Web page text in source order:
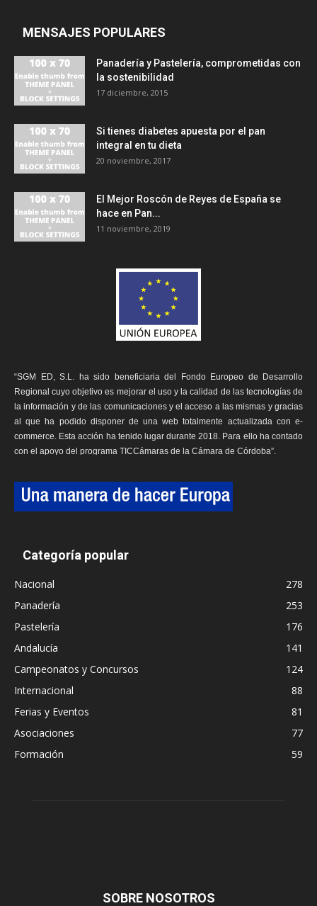
MENSAJES POPULARES
Panadería y Pastelería, comprometidas con
la sostenibilidad
17 diciembre, 2015
Si tienes diabetes apuesta por el pan
integral en tu dieta
20 noviembre, 2017
El Mejor Roscón de Reyes de España se
hace en Pan...
11 noviembre, 2019
“SGM ED, S.L. ha sido beneficiaria del Fondo Europeo de Desarrollo
Regional cuyo objetivo es mejorar el uso y la calidad de las tecnologías de
la información y de las comunicaciones y el acceso a las mismas y gracias
al que ha podido disponer de una web totalmente actualizada con e-
commerce. Esta acción ha tenido lugar durante 2018. Para ello ha contado
con el apoyo del programa TICCámaras de la Cámara de Córdoba”.
Categoría popular
Nacional
278
Panadería
253
Pastelería
176
Andalucía
141
Campeonatos y Concursos
124
Internacional
88
Ferias y Eventos
81
Asociaciones
77
Formación
59
SOBRE NOSOTROS